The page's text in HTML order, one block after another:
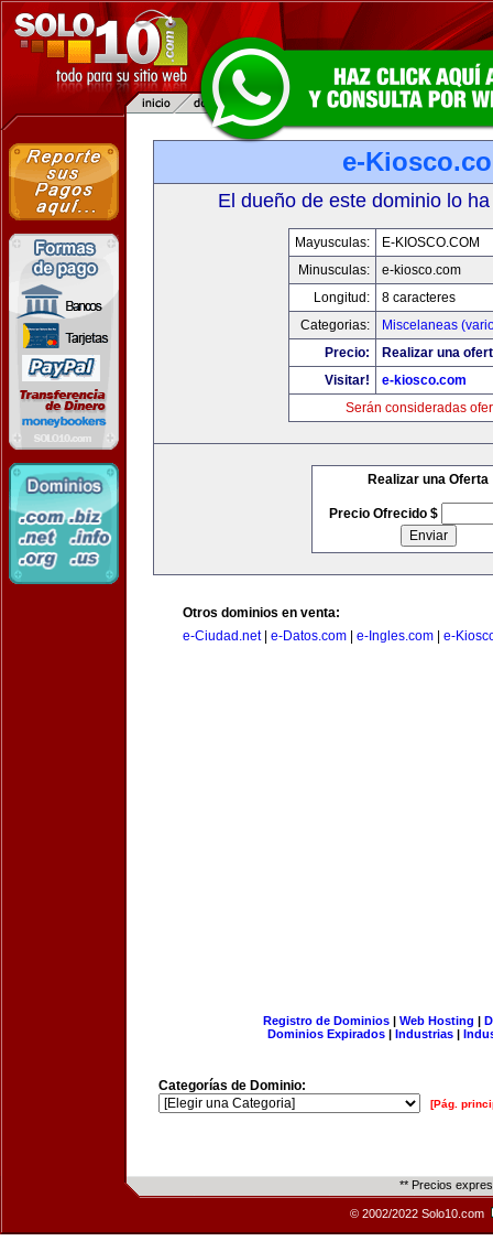
e-
El dueño de este dominio lo
Mayusculas:
E-KIOSCO.COM
Minusculas:
e-kiosco.com
Longitud:
8 caracteres
Categorias:
Miscelaneas
Precio:
Realizar una
Visitar!
e-kiosco.com
Serán consideradas
Realizar una Oferta
Precio Ofrecido $
Otros dominios en venta:
e-Ciudad.net| e-Datos.com e-Ingles.com e-
Registro de Dominios| Web Hosting |
Dominios Expirados | Industrias |
Categorías de Dominio:
[Pág.
** Precios
© 2002/2022 Solo10.com